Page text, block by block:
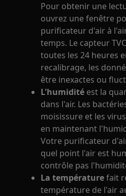
Pour obtenir une
ouvrez une fenêtre
purificateur d'air à
temps. Le capteur
toutes les 24 heures
recalibrage, les
être inexactes ou
L'humidité est la
dans l'air. Les
moisissure et les
en maintenant
Votre purificateur
quel point l'air est
contrôle pas
La températurefait
température de l'air